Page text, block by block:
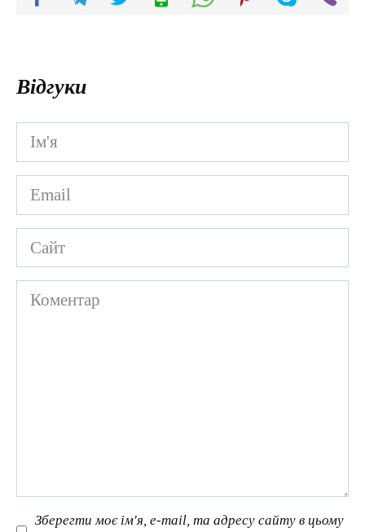
Відгуки
Ім'я
*
Email
*
Сайт
Коментар
Зберегти моє ім'я, e-mail, та адресу сайту в цьому